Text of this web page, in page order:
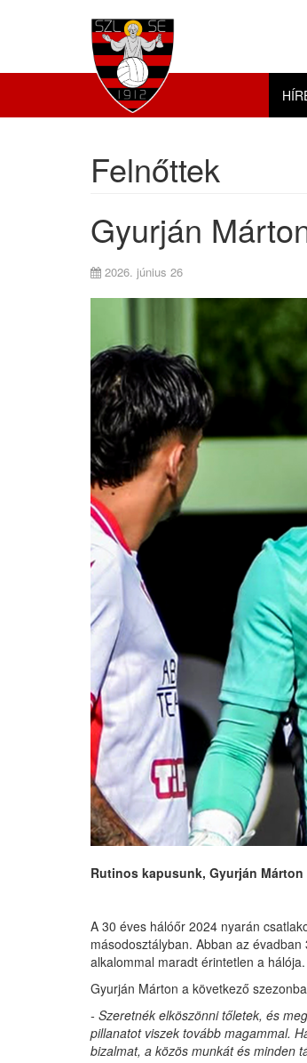
Felnőttek
Gyurján
2026. június 26
Rutinos kapusunk, Gyurján
A 30 éves hálóőr 2024 nyarán
másodosztályban. Abban az
alkalommal maradt érintetlen a hálója.
Gyurján Márton a következő
- Szeretnék elköszönni tőletek, és
pillanatot viszek tovább magammal.
bizalmat, a közös munkát és minden